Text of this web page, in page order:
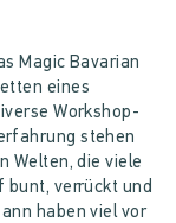
Magic Bavarian
eines
Workshop-
stehen
Welten, die viele
bunt, verrückt und
haben viel vor